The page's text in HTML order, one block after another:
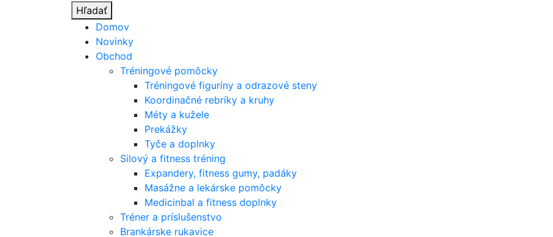
Hľadať
Domov
Novinky
Obchod
Tréningové pomôcky
Tréningové figuríny a odrazové steny
Koordinačné rebríky a kruhy
Méty a kužele
Prekážky
Tyče a doplnky
Silový a fitness tréning
Expandery, fitness gumy, padáky
Masážne a lekárske pomôcky
Medicinbal a fitness doplnky
Tréner a príslušenstvo
Brankárske rukavice